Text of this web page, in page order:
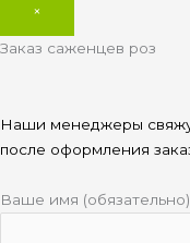
×
Заказ саженцев роз
Наши менеджеры
после оформления
Ваше имя (обязательно)